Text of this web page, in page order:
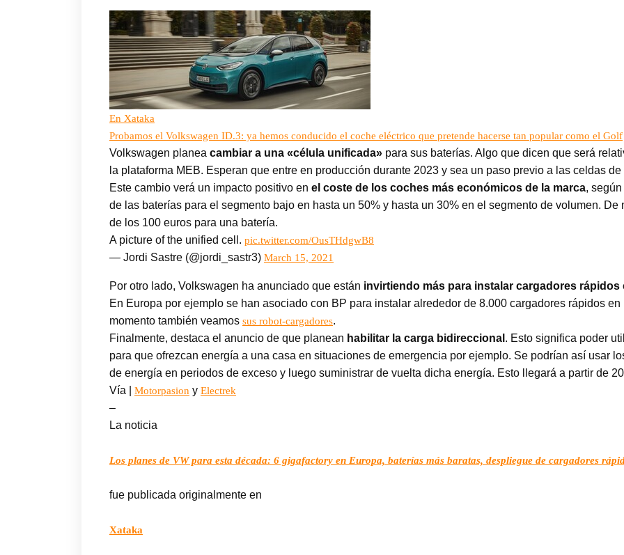
En Xataka
Probamos el Volkswagen ID.3: ya hemos conducido el coche eléctrico que pretende hacerse tan popular como el Golf
Volkswagen planea cambiar a una «célula unificada» para sus baterías. Algo que dicen que será
la plataforma MEB. Esperan que entre en producción durante 2023 y sea un paso previo a las celdas
Este cambio verá un impacto positivo en el coste de los coches más económicos de la marca,
de las baterías para el segmento bajo en hasta un 50% y hasta un 30% en el segmento de volumen.
de los 100 euros para una batería.
A picture of the unified cell. pic.twitter.com/OusTHdgwB8
— Jordi Sastre (@jordi_sastr3) March 15, 2021
Por otro lado, Volkswagen ha anunciado que están invirtiendo más para instalar cargadores
En Europa por ejemplo se han asociado con BP para instalar alrededor de 8.000 cargadores rápidos
momento también veamos sus robot-cargadores.
Finalmente, destaca el anuncio de que planean habilitar la carga bidireccional . Esto significa poder
para que ofrezcan energía a una casa en situaciones de emergencia por ejemplo. Se podrían así usar
de energía en periodos de exceso y luego suministrar de vuelta dicha energía. Esto llegará a partir de
Vía | Motorpasion y Electrek
–
La noticia
Los planes de VW para esta década: 6 gigafactory en Europa, baterías más baratas, despliegue de cargadores
fue publicada originalmente en
Xataka